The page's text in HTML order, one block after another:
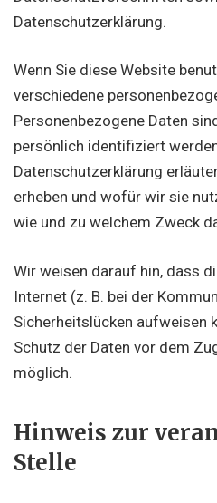
Datenschutzerklärung.
Wenn Sie diese Website
verschiedene
Personenbezogene Daten
persönlich identifiziert
Datenschutzerklärung
erheben und wofür wir sie
wie und zu welchem Zweck
Wir weisen darauf hin, dass
Internet (z. B. bei der
Sicherheitslücken aufweisen
Schutz der Daten vor dem
möglich.
Hinweis zur
Stelle